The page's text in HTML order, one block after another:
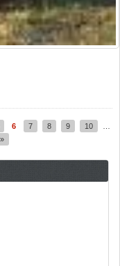
Bajorų degtinės reklamoje
6 7 8 9 10